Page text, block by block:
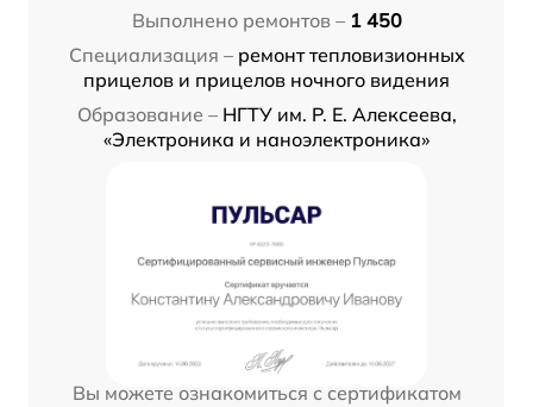
Выполнено ремонтов – 1 450
Специализация – ремонт тепловизионных
прицелов и прицелов ночного видения
Образование – НГТУ им. Р. Е. Алексеева,
«Электроника и наноэлектроника»
Вы можете ознакомиться с сертификатом